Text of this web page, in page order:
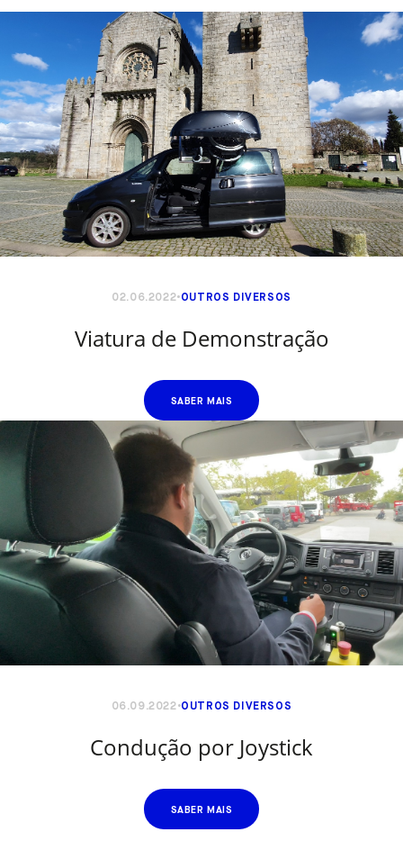
02.06.2022 OUTROS DIVERSOS
Viatura de Demonstração
SABER MAIS
06.09.2022 OUTROS DIVERSOS
Condução por Joystick
SABER MAIS